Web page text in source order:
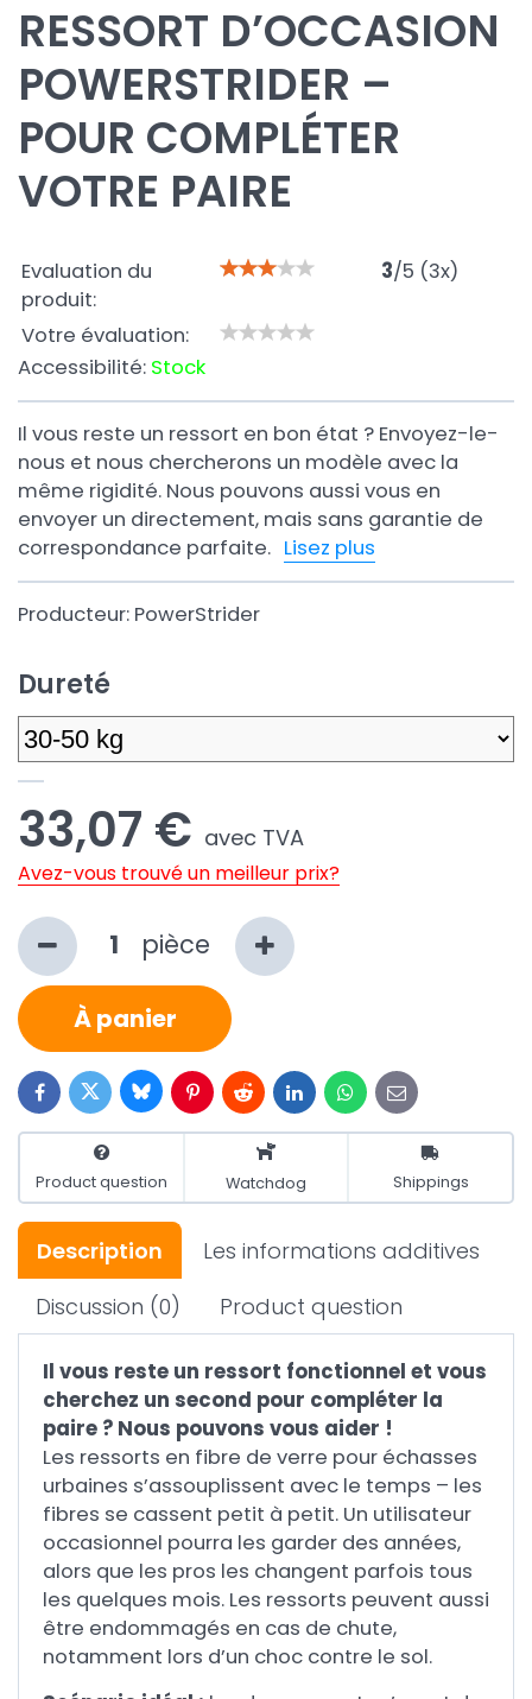
RESSORT D’OCCASION
POWERSTRIDER –
POUR COMPLÉTER
VOTRE PAIRE
Evaluation du
produit:
3/5 (3x)
Votre évaluation:
Accessibilité: Stock
Il vous reste un ressort en bon état ? Envoyez-le-
nous et nous chercherons un modèle avec la
même rigidité. Nous pouvons aussi vous en
envoyer un directement, mais sans garantie de
correspondance parfaite. Lisez plus
Producteur: PowerStrider
Dureté
33,07 € avec TVA
Avez-vous trouvé un meilleur prix?
pièce
À panier
FacebookTwitterBlueskyPinterestRedditLinkedInWhatsApp
E-
mail
Product question Watchdog Shippings
Description
Les informations additives
Discussion (0) Product question
Il vous reste un ressort fonctionnel et vous
cherchez un second pour compléter la
paire ? Nous pouvons vous aider !
Les ressorts en fibre de verre pour échasses
urbaines s’assouplissent avec le temps – les
fibres se cassent petit à petit. Un utilisateur
occasionnel pourra les garder des années,
alors que les pros les changent parfois tous
les quelques mois. Les ressorts peuvent aussi
être endommagés en cas de chute,
notamment lors d’un choc contre le sol.